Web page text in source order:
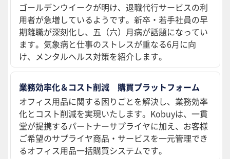
ゴールデンウイークが明け、退職代行サービスの利
用者が急増しているようです。新卒・若手社員の早
期離職が深刻化し、五（六）月病が話題になってい
ます。気象病と仕事のストレスが重なる6月に向
け、メンタルヘルス対策を紹介します。
業務効率化＆コスト削減 購買プラットフォーム
オフィス用品に関する困りごとを解決し、業務効率
化とコスト削減を実現いたします。Kobuyは、一貫
堂が提携するパートナーサプライヤに加え、お客様
ご希望のサプライヤ商品・サービスを一元管理でき
るオフィス用品一括購買システムです。